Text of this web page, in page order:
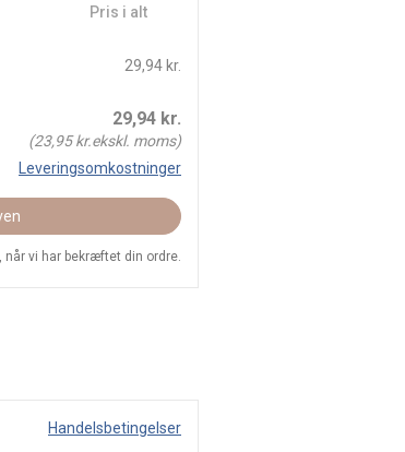
Pris i alt
29,94 kr.
29,94kr.
(23,95kr.ekskl. moms)
Leveringsomkostninger
når vi har bekræftet din ordre.
Handelsbetingelser